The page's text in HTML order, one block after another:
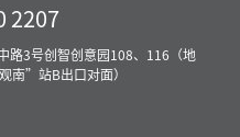
撤销申请，一般可以下述理由提出： 1.
国实际使用的，任何人可申请撤销，不
2207
路3号创智创意园108、116（地
南”站B出口对面）